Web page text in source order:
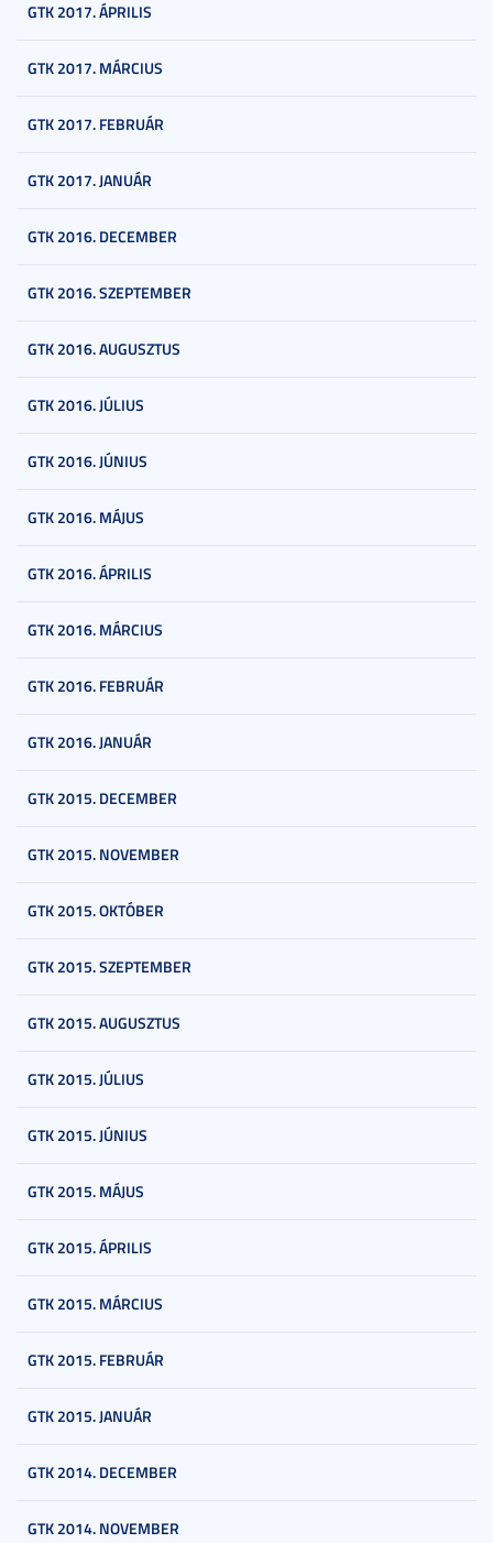
GTK 2017. ÁPRILIS
GTK 2017. MÁRCIUS
GTK 2017. FEBRUÁR
GTK 2017. JANUÁR
GTK 2016. DECEMBER
GTK 2016. SZEPTEMBER
GTK 2016. AUGUSZTUS
GTK 2016. JÚLIUS
GTK 2016. JÚNIUS
GTK 2016. MÁJUS
GTK 2016. ÁPRILIS
GTK 2016. MÁRCIUS
GTK 2016. FEBRUÁR
GTK 2016. JANUÁR
GTK 2015. DECEMBER
GTK 2015. NOVEMBER
GTK 2015. OKTÓBER
GTK 2015. SZEPTEMBER
GTK 2015. AUGUSZTUS
GTK 2015. JÚLIUS
GTK 2015. JÚNIUS
GTK 2015. MÁJUS
GTK 2015. ÁPRILIS
GTK 2015. MÁRCIUS
GTK 2015. FEBRUÁR
GTK 2015. JANUÁR
GTK 2014. DECEMBER
GTK 2014. NOVEMBER